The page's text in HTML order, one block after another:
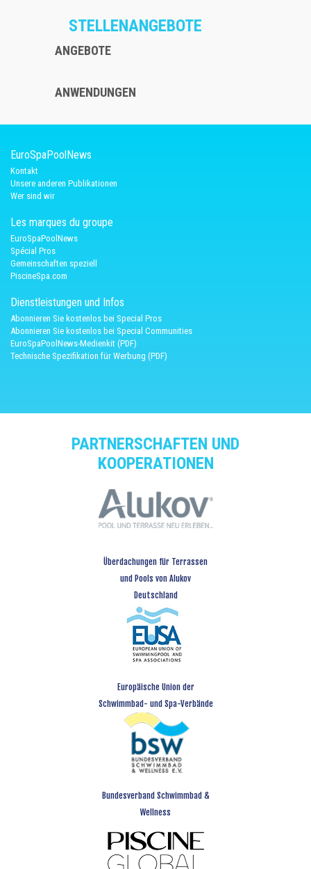
STELLENANGEBOTE
ANGEBOTE
ANWENDUNGEN
EuroSpaPoolNews
Kontakt
Unsere anderen Publikationen
Wer sind wir
Les marques du groupe
EuroSpaPoolNews
Spécial Pros
Gemeinschaften speziell
PiscineSpa.com
Dienstleistungen und Infos
Abonnieren Sie kostenlos bei Special Pros
Abonnieren Sie kostenlos bei Special Communities
EuroSpaPoolNews-Medienkit (PDF)
Technische Spezifikation für Werbung (PDF)
PARTNERSCHAFTEN UND
KOOPERATIONEN
Überdachungen für Terrassen
und Pools von Alukov
Deutschland
Europäische Union der
Schwimmbad- und Spa-Verbände
Bundesverband Schwimmbad &
Wellness